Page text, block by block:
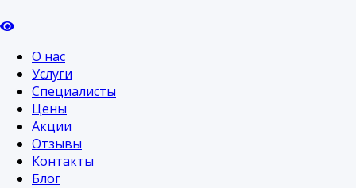
О нас
Услуги
Специалисты
Цены
Акции
Отзывы
Контакты
Блог